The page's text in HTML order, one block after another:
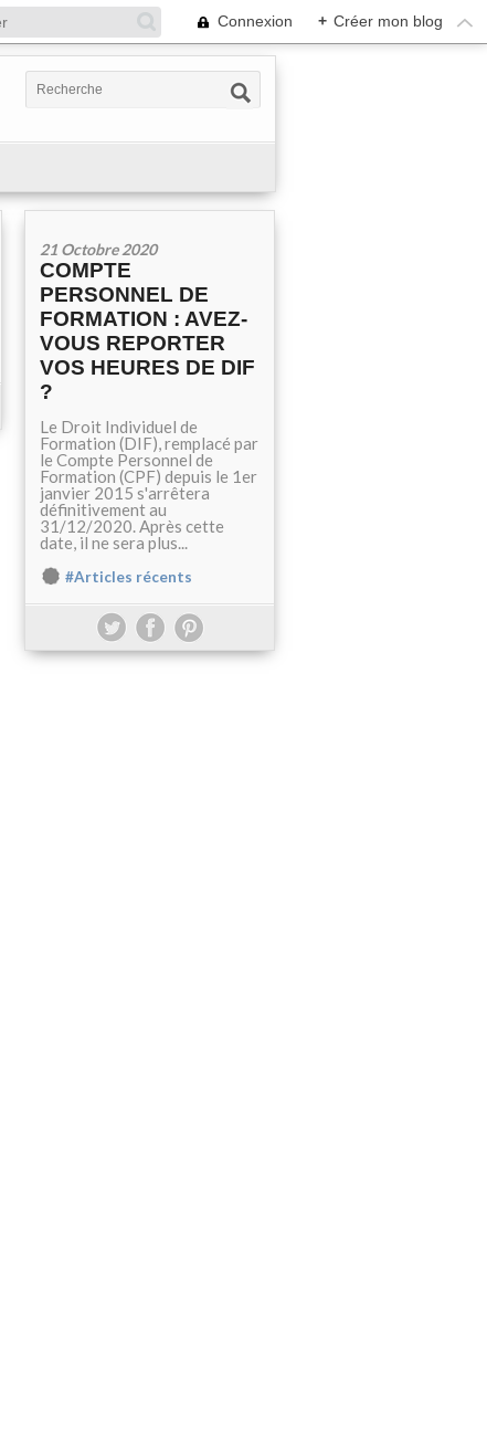
Connexion + Créer mon blog
21 Octobre 2020
COMPTE
PERSONNEL DE
FORMATION : AVEZ-
VOUS REPORTER
VOS HEURES DE DIF
?
Le Droit Individuel de
Formation (DIF), remplacé par
le Compte Personnel de
Formation (CPF) depuis le 1er
janvier 2015 s'arrêtera
définitivement au
31/12/2020. Après cette
date, il ne sera plus...
#Articles récents